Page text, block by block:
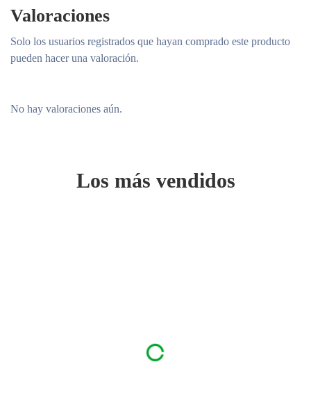
Valoraciones
No hay valoraciones aún.
Solo los usuarios registrados que hayan comprado este producto
pueden hacer una valoración.
Los más vendidos